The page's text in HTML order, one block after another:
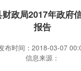
政局2017年政府
报告
布时间：2018-03-07
信息来源：